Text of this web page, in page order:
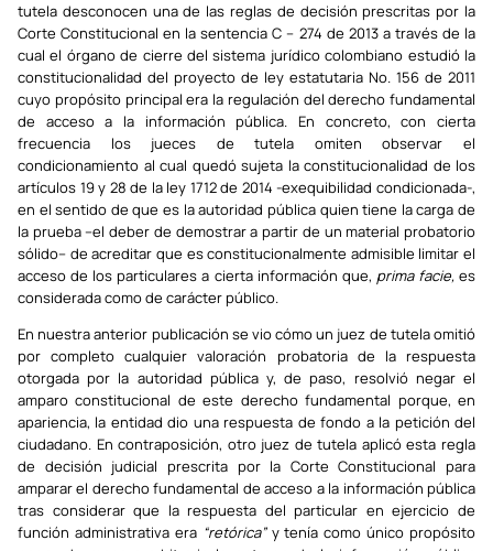
tutela desconocen una de las reglas de decisión prescritas por la
Corte Constitucional en la sentencia C – 274 de 2013 a través de la
cual el órgano de cierre del sistema jurídico colombiano estudió la
constitucionalidad del proyecto de ley estatutaria No. 156 de 2011
cuyo propósito principal era la regulación del derecho fundamental
de acceso a la información pública. En concreto, con cierta
frecuencia los jueces de tutela omiten observar el
condicionamiento al cual quedó sujeta la constitucionalidad de los
artículos 19 y 28 de la ley 1712 de 2014 -exequibilidad condicionada-,
en el sentido de que es la autoridad pública quien tiene la carga de
la prueba –el deber de demostrar a partir de un material probatorio
sólido– de acreditar que es constitucionalmente admisible limitar el
acceso de los particulares a cierta información que, prima facie,es
considerada como de carácter público.
En nuestra anterior publicación se vio cómo un juez de tutela omitió
por completo cualquier valoración probatoria de la respuesta
otorgada por la autoridad pública y, de paso, resolvió negar el
amparo constitucional de este derecho fundamental porque, en
apariencia, la entidad dio una respuesta de fondo a la petición del
ciudadano. En contraposición, otro juez de tutela aplicó esta regla
de decisión judicial prescrita por la Corte Constitucional para
amparar el derecho fundamental de acceso a la información pública
tras considerar que la respuesta del particular en ejercicio de
función administrativa era “retórica”y tenía como único propósito